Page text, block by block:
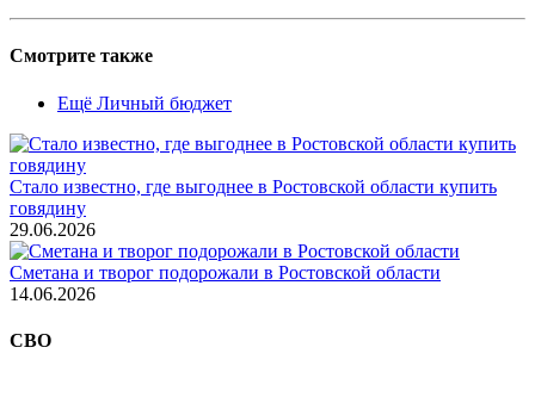
Смотрите также
Ещё Личный бюджет
Стало известно, где выгоднее в Ростовской области купить
говядину
29.06.2026
Сметана и творог подорожали в Ростовской области
14.06.2026
СВО